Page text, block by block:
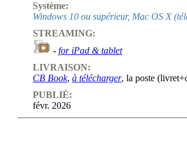
Système:
Windows 10 ou supérieur, Mac OS X
STREAMING:
- for iPad & tablet
LIVRAISON:
CB Book, à télécharger, la poste
PUBLIÉ:
févr. 2026